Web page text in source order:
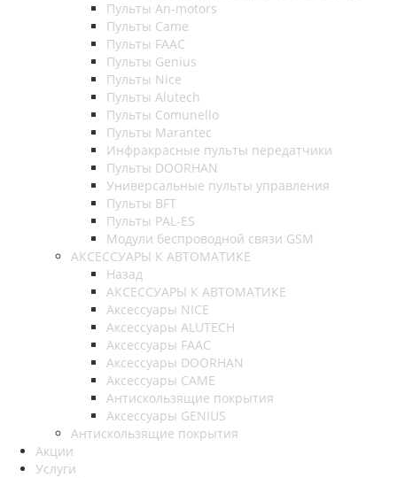
Пульты An-motors
Пульты Came
Пульты FAAC
Пульты Genius
Пульты Nice
Пульты Alutech
Пульты Сomunello
Пульты Marantec
Инфракрасные пульты передатчики
Пульты DOORHAN
Универсальные пульты управления
Пульты BFT
Пульты PAL-ES
Модули беспроводной связи GSM
АКСЕССУАРЫ К АВТОМАТИКЕ
Назад
АКСЕССУАРЫ К АВТОМАТИКЕ
Аксессуары NICE
Аксессуары ALUTECH
Аксессуары FAAC
Аксессуары DOORHAN
Аксессуары CAME
Антискользящие покрытия
Аксессуары GENIUS
Антискользящие покрытия
Акции
Услуги